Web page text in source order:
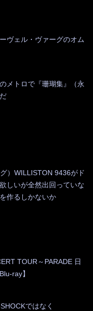
ヴェル・ヴァーグのオム
メトロで『珊瑚集』（永
）WILLISTON 9436がド
しいが全然出回っていな
作るしかないか
TOUR～PARADE 日
ray】
ではなく